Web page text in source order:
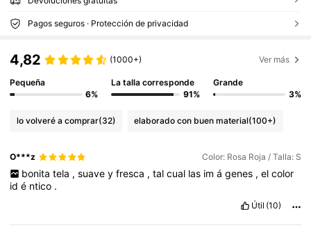
Pagos seguros · Protección de privacidad
4,82 (1000+) Ver más
Pequeña
6%
La talla corresponde
91%
Grande
3%
lo volveré a comprar(32) elaborado con buen material(100+)
O***z Color: Rosa Roja / Talla: S
bonita tela , suave y fresca , tal cual las im á genes , el color
idé ntico .
Útil (10)